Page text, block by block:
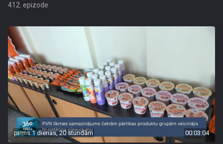
412. epizode
pirms 1 dienas, 20 stundām 00:03:04